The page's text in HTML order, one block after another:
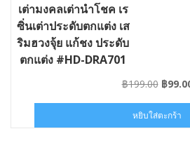
เต่ามงคลเต่านำโชค เร
ซิ่นเต่าประดับตกแต่ง เส
ริมฮวงจุ้ย แก้ชง ประดับ
ตกแต่ง #HD-DRA701
฿199.00
was:
฿
฿
หยิบใส่ตะกร้า